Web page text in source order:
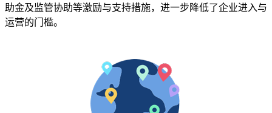
助金及监管协助等激励与支持措施，进一步降低了企业进入与
运营的门槛。